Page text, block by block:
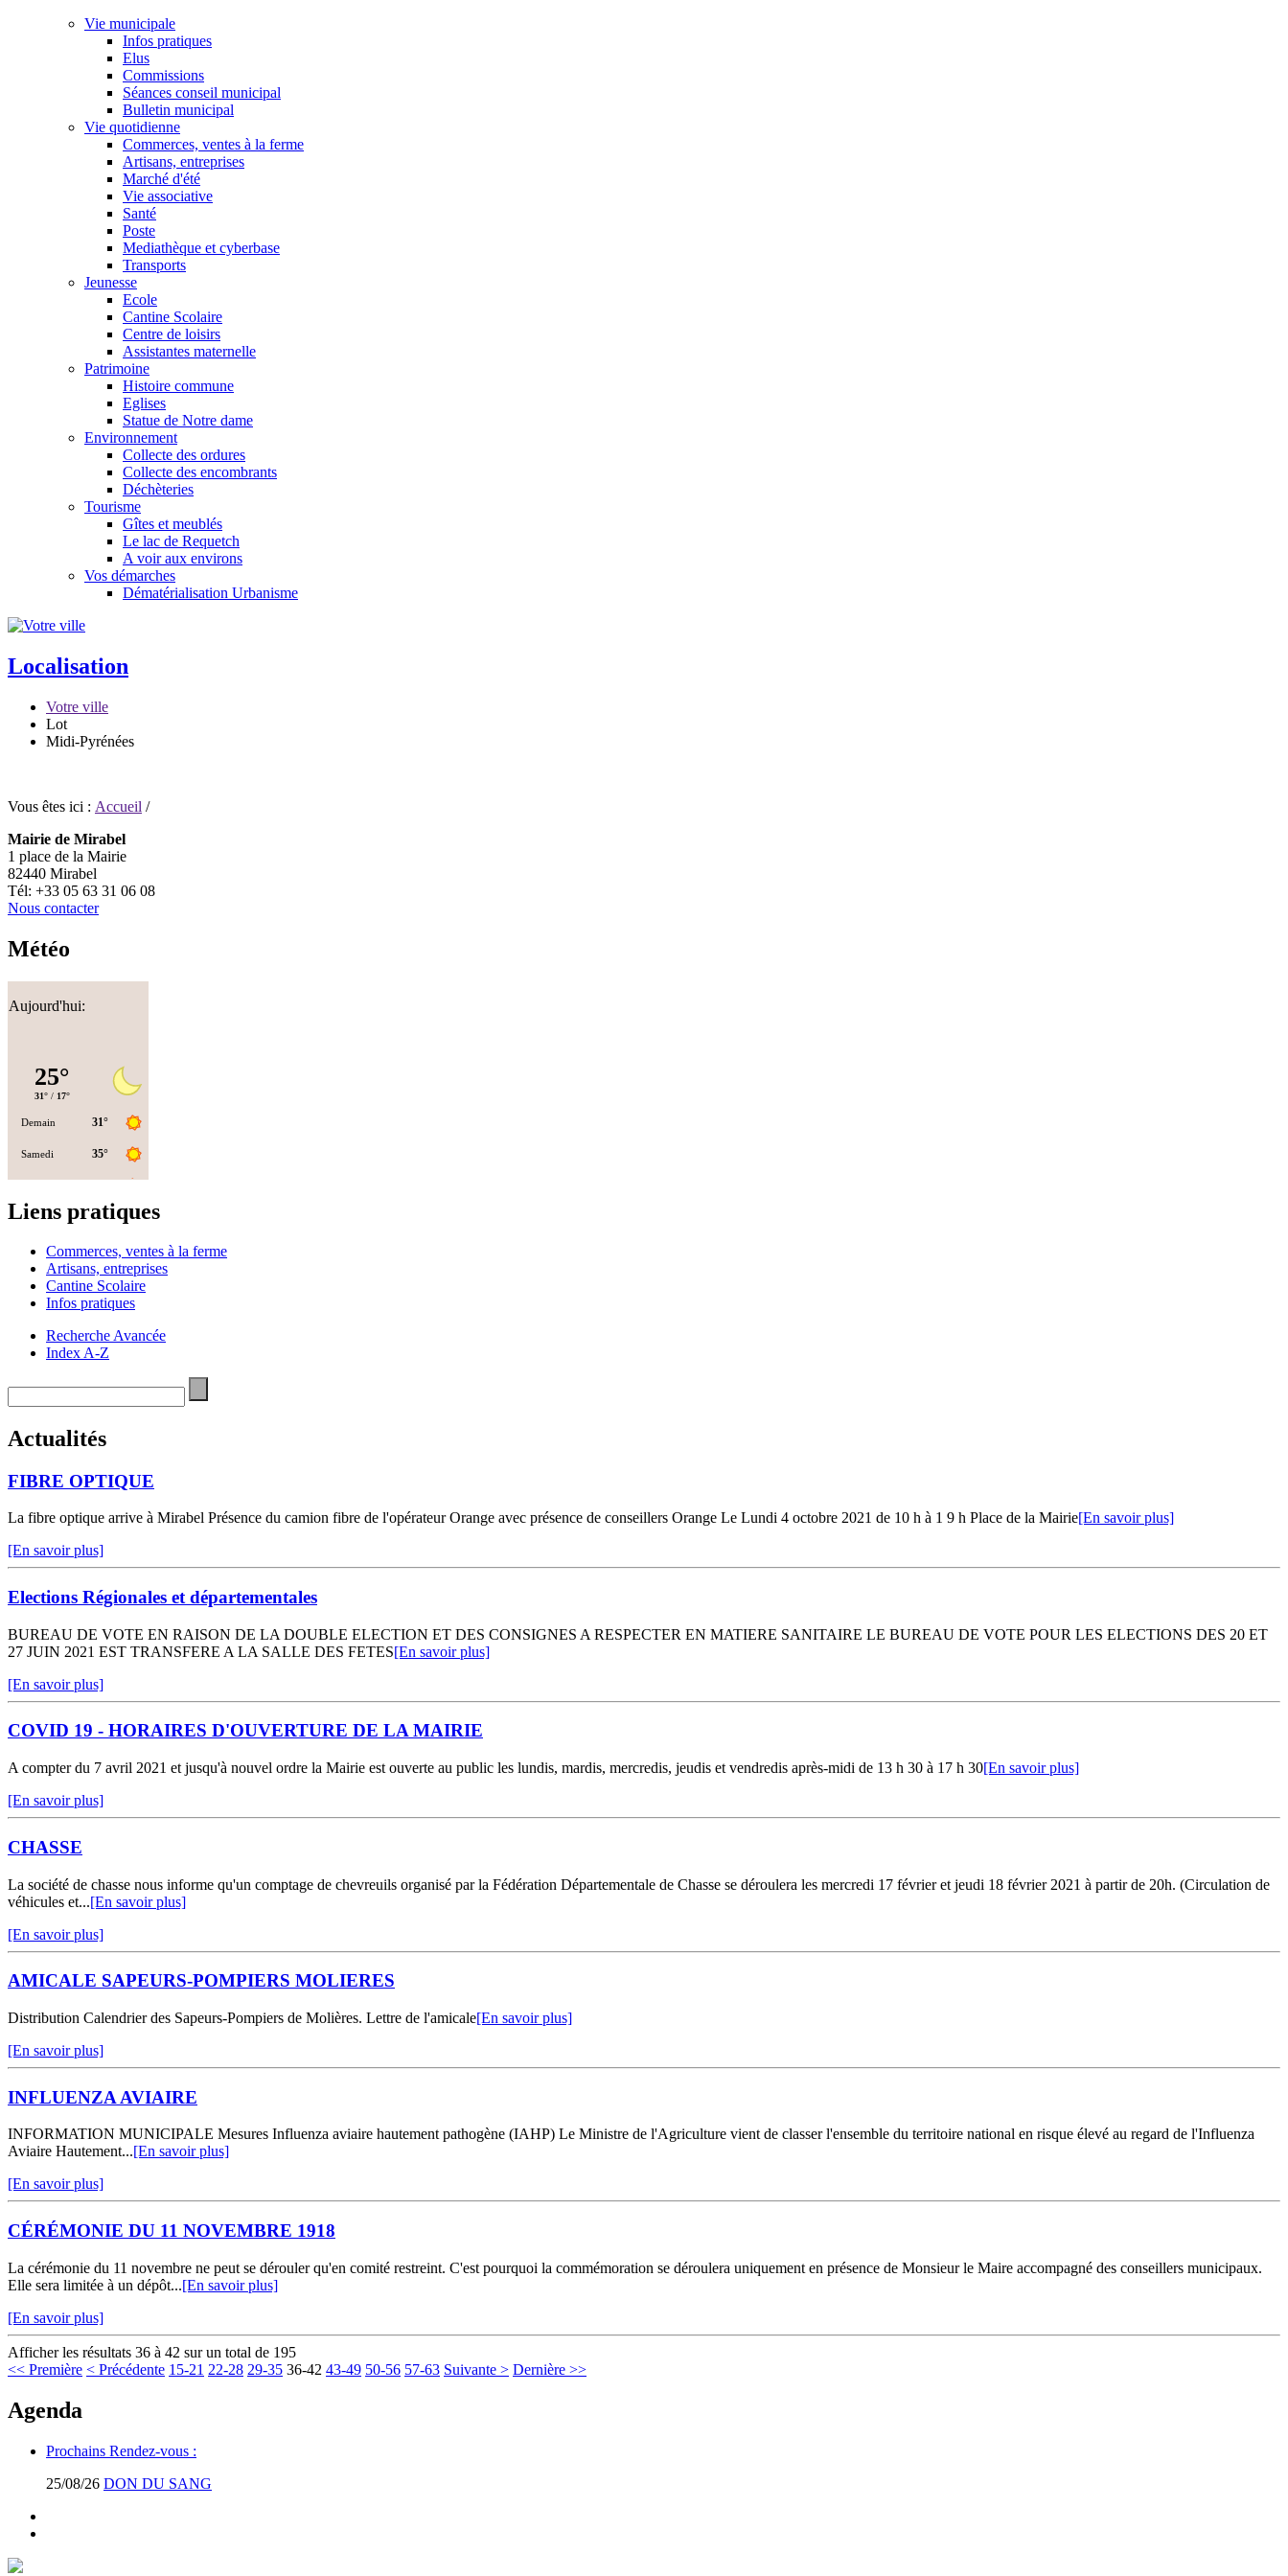
Vie municipale
Infos pratiques
Elus
Commissions
Séances conseil municipal
Bulletin municipal
Vie quotidienne
Commerces, ventes à la ferme
Artisans, entreprises
Marché d'été
Vie associative
Santé
Poste
Mediathèque et cyberbase
Transports
Jeunesse
Ecole
Cantine Scolaire
Centre de loisirs
Assistantes maternelle
Patrimoine
Histoire commune
Eglises
Statue de Notre dame
Environnement
Collecte des ordures
Collecte des encombrants
Déchèteries
Tourisme
Gîtes et meublés
Le lac de Requetch
A voir aux environs
Vos démarches
Dématérialisation Urbanisme
Localisation
Votre ville
Lot
Midi-Pyrénées
Vous êtes ici : Accueil /
Mairie de Mirabel
1 place de la Mairie
82440 Mirabel
Tél: +33 05 63 31 06 08
Nous contacter
Météo
Aujourd'hui:
Liens pratiques
Commerces, ventes à la ferme
Artisans, entreprises
Cantine Scolaire
Infos pratiques
Recherche Avancée
Index A-Z
Actualités
FIBRE OPTIQUE
La fibre optique arrive à Mirabel Présence du camion fibre de l'opérateur Orange avec présence de conseillers Orange Le Lundi 4 octobre 2021 de 10 h à 1 9 h Place de la Mairie[En savoir plus]
[En savoir plus]
Elections Régionales et départementales
BUREAU DE VOTE EN RAISON DE LA DOUBLE ELECTION ET DES CONSIGNES A RESPECTER EN MATIERE SANITAIRE LE BUREAU DE VOTE POUR LES ELECTIONS DES 20 ET
27 JUIN 2021 EST TRANSFERE A LA SALLE DES FETES[En savoir plus]
[En savoir plus]
COVID 19 - HORAIRES D'OUVERTURE DE LA MAIRIE
A compter du 7 avril 2021 et jusqu'à nouvel ordre la Mairie est ouverte au public les lundis, mardis, mercredis, jeudis et vendredis après-midi de 13 h 30 à 17 h 30[En savoir plus]
[En savoir plus]
CHASSE
La société de chasse nous informe qu'un comptage de chevreuils organisé par la Fédération Départementale de Chasse se déroulera les mercredi 17 février et jeudi 18 février 2021 à partir de 20h. (Circulation de
véhicules et...[En savoir plus]
[En savoir plus]
AMICALE SAPEURS-POMPIERS MOLIERES
Distribution Calendrier des Sapeurs-Pompiers de Molières. Lettre de l'amicale[En savoir plus]
[En savoir plus]
INFLUENZA AVIAIRE
INFORMATION MUNICIPALE Mesures Influenza aviaire hautement pathogène (IAHP) Le Ministre de l'Agriculture vient de classer l'ensemble du territoire national en risque élevé au regard de l'Influenza
Aviaire Hautement...[En savoir plus]
[En savoir plus]
CÉRÉMONIE DU 11 NOVEMBRE 1918
La cérémonie du 11 novembre ne peut se dérouler qu'en comité restreint. C'est pourquoi la commémoration se déroulera uniquement en présence de Monsieur le Maire accompagné des conseillers municipaux.
Elle sera limitée à un dépôt...[En savoir plus]
[En savoir plus]
Afficher les résultats 36 à 42 sur un total de 195
<< Première < Précédente 15-21 22-28 29-35 36-42 43-49 50-56 57-63 Suivante > Dernière >>
Agenda
Prochains Rendez-vous :
25/08/26 DON DU SANG